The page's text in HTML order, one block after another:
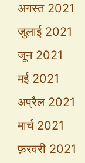
अगस्त 2021
जुलाई 2021
जून 2021
मई 2021
अप्रैल 2021
मार्च 2021
फ़रवरी 2021